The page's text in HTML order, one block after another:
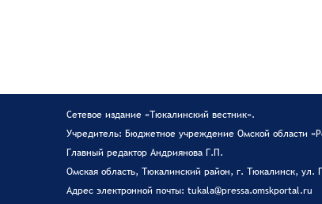
Сетевое издание «Тюкалинский вестник».
Учредитель: Бюджетное учреждение Омской области
Главный редактор Андриянова Г.П.
Омская область, Тюкалинский район, г. Тюкалинск, ул.
Адрес электронной почты: tukala@pressa.omskportal.ru